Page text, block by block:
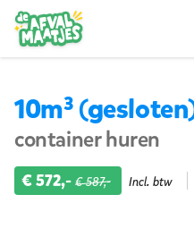
10m³
container huren
Product informatie
€ 572,- € 587,- Incl. btw